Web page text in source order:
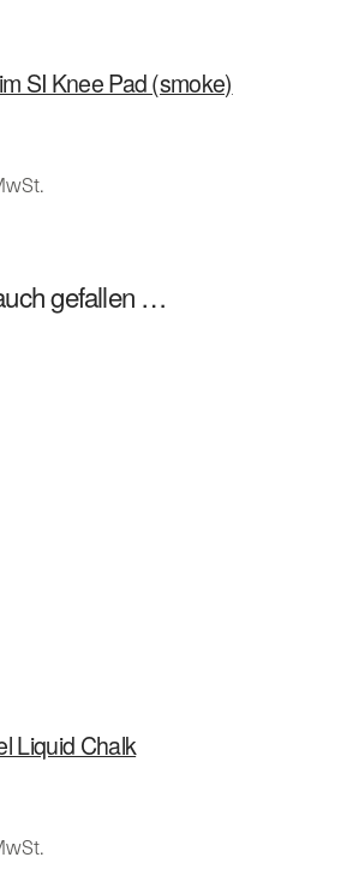
SI Knee Pad (smoke)
gefallen …
Liquid Chalk